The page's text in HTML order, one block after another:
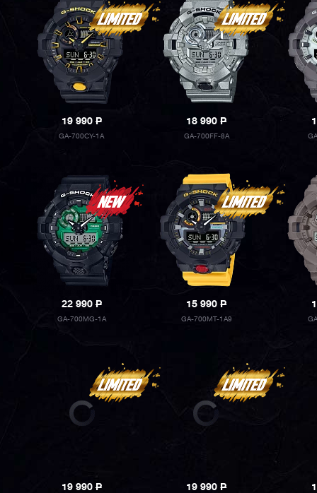
19 990P
GA-700CY-1A
18 990P
GA-700FF-8A
22 990P
GA-700MG-1A
15 990P
GA-700MT-1A9
19 990P 19 990P